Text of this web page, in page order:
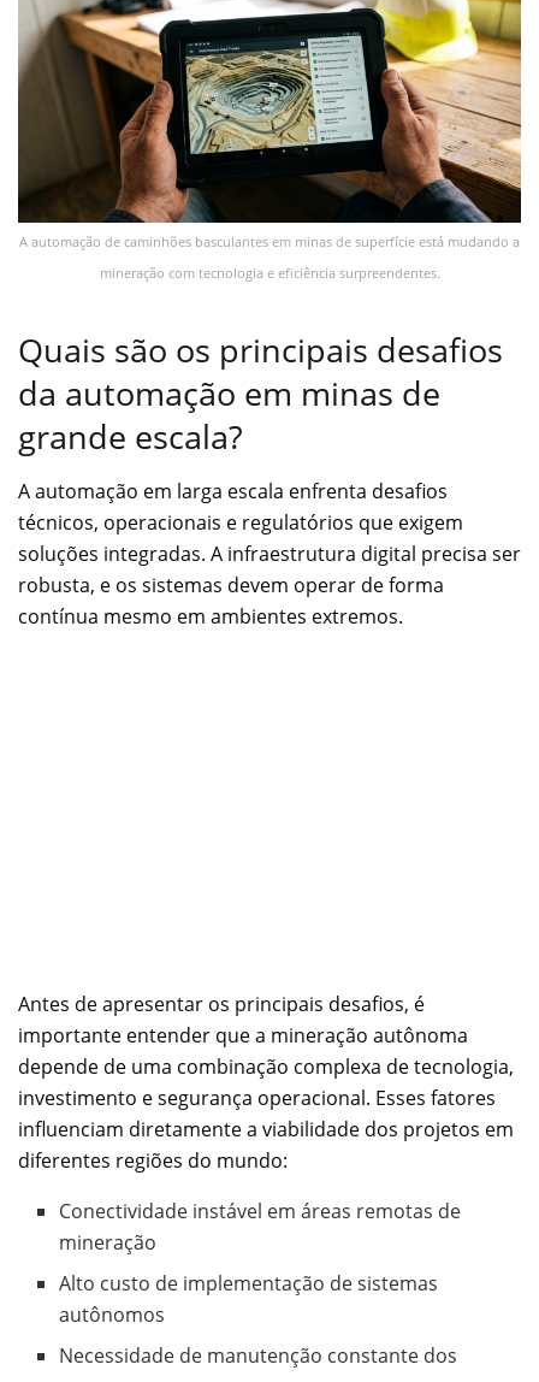
A automação de caminhões basculantes em minas de superfície está mudando a
mineração com tecnologia e eficiência surpreendentes.
Quais são os principais desafios
da automação em minas de
grande escala?
A automação em larga escala enfrenta desafios
técnicos, operacionais e regulatórios que exigem
soluções integradas. A infraestrutura digital precisa ser
robusta, e os sistemas devem operar de forma
contínua mesmo em ambientes extremos.
Antes de apresentar os principais desafios, é
importante entender que a mineração autônoma
depende de uma combinação complexa de tecnologia,
investimento e segurança operacional. Esses fatores
influenciam diretamente a viabilidade dos projetos em
diferentes regiões do mundo:
Conectividade instável em áreas remotas de
mineração
Alto custo de implementação de sistemas
autônomos
Necessidade de manutenção constante dos